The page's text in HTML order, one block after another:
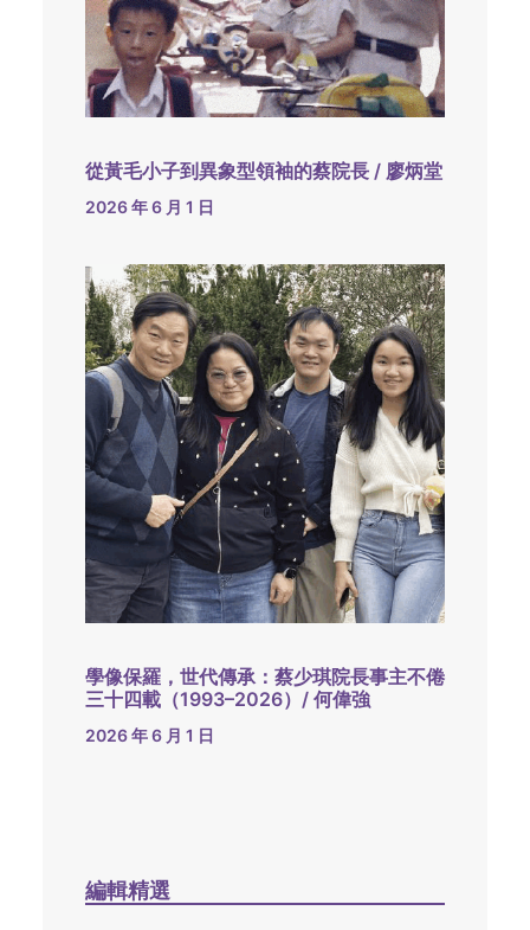
從黃毛小子到異象型領袖的蔡院長 / 廖炳堂
2026 年 6 月 1 日
學像保羅，世代傳承：蔡少琪院長事主不倦
三十四載（1993–2026）/ 何偉強
2026 年 6 月 1 日
編輯精選